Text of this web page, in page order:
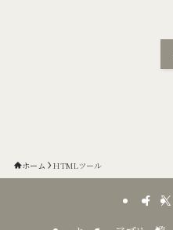
ホーム HTMLツール